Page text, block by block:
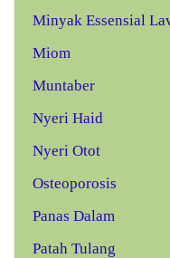
Minyak Essensial
Miom
Muntaber
Nyeri Haid
Nyeri Otot
Osteoporosis
Panas Dalam
Patah Tulang